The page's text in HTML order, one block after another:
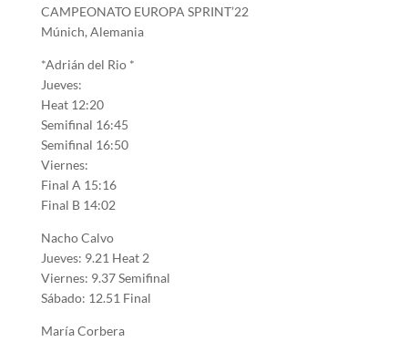
CAMPEONATO EUROPA SPRINT’22
Múnich, Alemania
*Adrián del Rio *
Jueves:
Heat 12:20
Semifinal 16:45
Semifinal 16:50
Viernes:
Final A 15:16
Final B 14:02
Nacho Calvo
Jueves: 9.21 Heat 2
Viernes: 9.37 Semifinal
Sábado: 12.51 Final
María Corbera